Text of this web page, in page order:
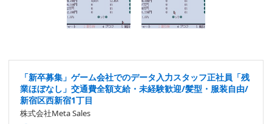
「新卒募集」ゲーム会社でのデータ入力スタッフ正社員「残
業ほぼなし」交通費全額支給・未経験歓迎/髪型・服装自由/
新宿区西新宿1丁目
株式会社Meta Sales